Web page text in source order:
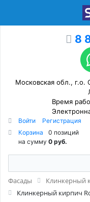
8
Московская обл., г.о.
Время
Войти
Регистрация
Корзина
0 позиций
на сумму 0 руб.
Фасады Клинкерный
Клинкерный кирпич